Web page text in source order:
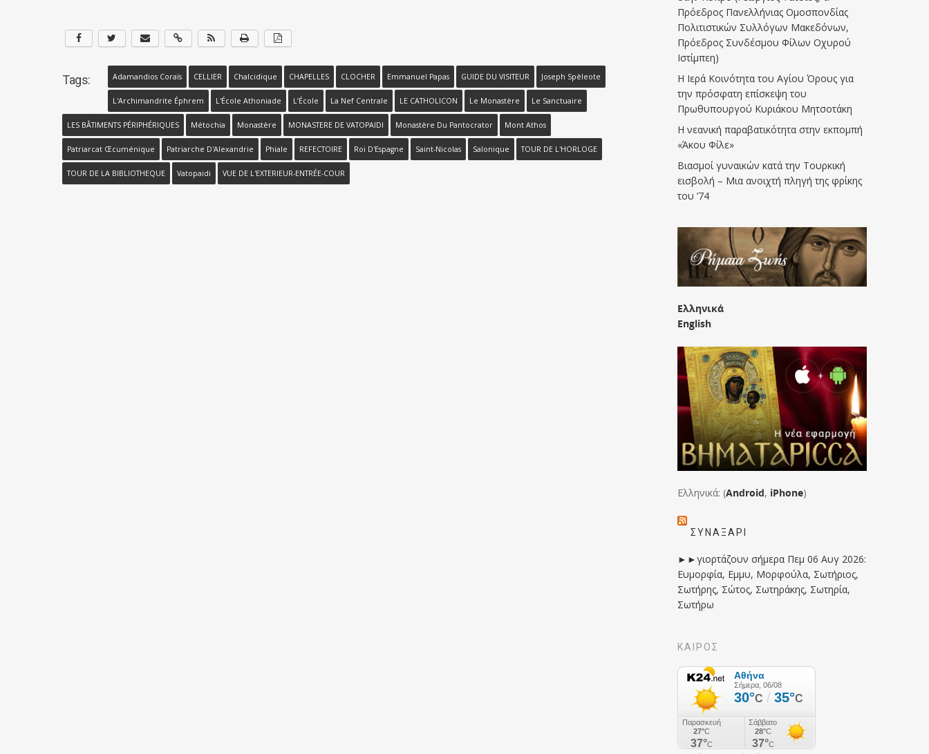
Tags: Adamandios Coraïs CELLIER Chalcidique CHAPELLES CLOCHER Emmanuel Papas GUIDE DU VISITEUR Joseph Spèleote
L'Archimandrite Éphrem L'École Athoniade L’École La Nef Centrale LE CATHOLICON Le Monastère Le Sanctuaire
LES BÂTIMENTS PÉRIPHÉRIQUES Métochia Monastère MONASTERE DE VATOPAIDI Monastère Du Pantocrator Mont Athos
Patriarcat Œcuménique Patriarche D'Alexandrie Phiale REFECTOIRE Roi D'Espagne Saint-Nicolas Salonique TOUR DE L'HORLOGE
TOUR DE LA BIBLIOTHEQUE Vatopaidi VUE DE L'EXTERIEUR-ENTRÉE-COUR
Πρόεδρος Πανελλήνιας Ομοσπονδίας
Πολιτιστικών Συλλόγων Μακεδόνων,
Πρόεδρος Συνδέσμου Φίλων Οχυρού
Ιστίμπεη)
Η Ιερά Κοινότητα του Αγίου Όρους για
την πρόσφατη επίσκεψη του
Πρωθυπουργού Κυριάκου Μητσοτάκη
Η νεανική παραβατικότητα στην εκπομπή
«Άκου Φίλε»
Βιασμοί γυναικών κατά την Τουρκική
εισβολή – Μια ανοιχτή πληγή της φρίκης
του ’74
Ελληνικά
English
Ελληνικά: (Android, iPhone)
ΣΥΝΑΞΆΡΙ
►►γιορτάζουν σήμερα Πεμ 06 Αυγ 2026:
Ευμορφία, Εμμυ, Μορφούλα, Σωτήριος,
Σωτήρης, Σώτος, Σωτηράκης, Σωτηρία,
Σωτήρω
ΚΑΙΡΟΣ